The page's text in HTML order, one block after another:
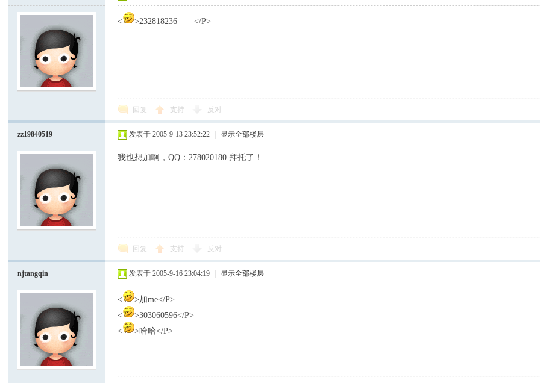
< >232818236 </P>
回复 支持 反对
zz19840519 发表于 2005-9-13 23:52:22 显示全部楼层
我也想加啊，QQ：278020180 拜托了！
回复 支持 反对
njtangqin 发表于 2005-9-16 23:04:19 显示全部楼层
<
>加me</P>
<
>303060596</P>
<
>哈哈</P>